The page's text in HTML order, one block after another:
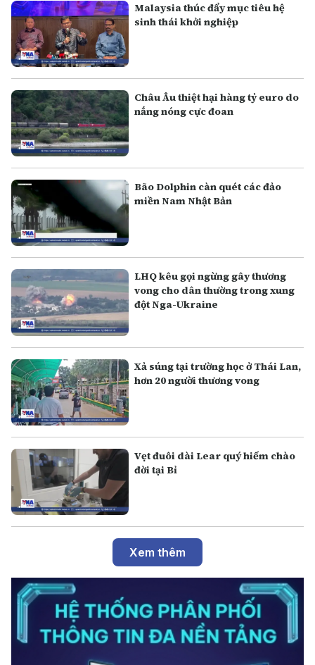
Malaysia thúc đẩy mục tiêu hệ
sinh thái khởi nghiệp
Châu Âu thiệt hại hàng tỷ euro do
nắng nóng cực đoan
Bão Dolphin càn quét các đảo
miền Nam Nhật Bản
LHQ kêu gọi ngừng gây thương
vong cho dân thường trong xung
đột Nga-Ukraine
Xả súng tại trường học ở Thái Lan,
hơn 20 người thương vong
Vẹt đuôi dài Lear quý hiếm chào
đời tại Bỉ
Xem thêm